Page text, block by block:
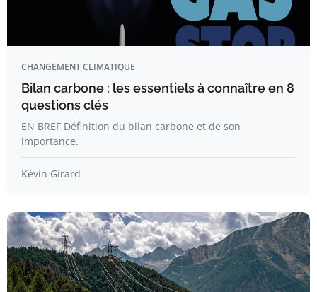
CHANGEMENT CLIMATIQUE
Bilan carbone : les essentiels à connaître en 8
questions clés
EN BREF Définition du bilan carbone et de son
importance.
Kévin Girard